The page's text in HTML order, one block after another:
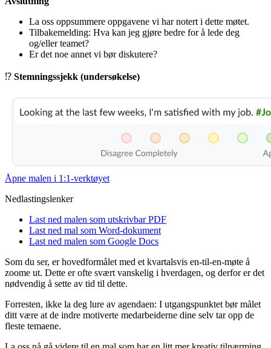
La oss oppsummere oppgavene vi har notert i dette møtet.
Tilbakemelding: Hva kan jeg gjøre bedre for å lede deg
og/eller teamet?
Er det noe annet vi bør diskutere?
⁉️ Stemningssjekk (undersøkelse)
Åpne malen i 1:1-verktøyet
Nedlastingslenker
Last ned malen som utskrivbar PDF
Last ned mal som Word-dokument
Last ned malen som Google Docs
Som du ser, er hovedformålet med et kvartalsvis en-til-en-møte å
zoome ut. Dette er ofte svært vanskelig i hverdagen, og derfor er det
nødvendig å sette av tid til dette.
Forresten, ikke la deg lure av agendaen: I utgangspunktet bør målet
ditt være at de indre motiverte medarbeiderne dine selv tar opp de
fleste temaene.